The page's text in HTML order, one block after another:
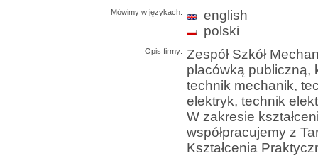
Mówimy w językach:
english
polski
Opis firmy: Zespół Szkół
placówką publiczną,
technik mechanik,
elektryk, technik
W zakresie
współpracujemy z
Kształcenia